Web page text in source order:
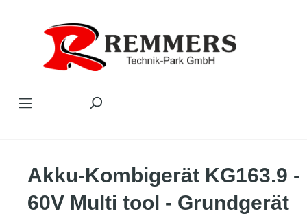
Akku-Kombigerät KG163.9 -
60V Multi tool - Grundgerät